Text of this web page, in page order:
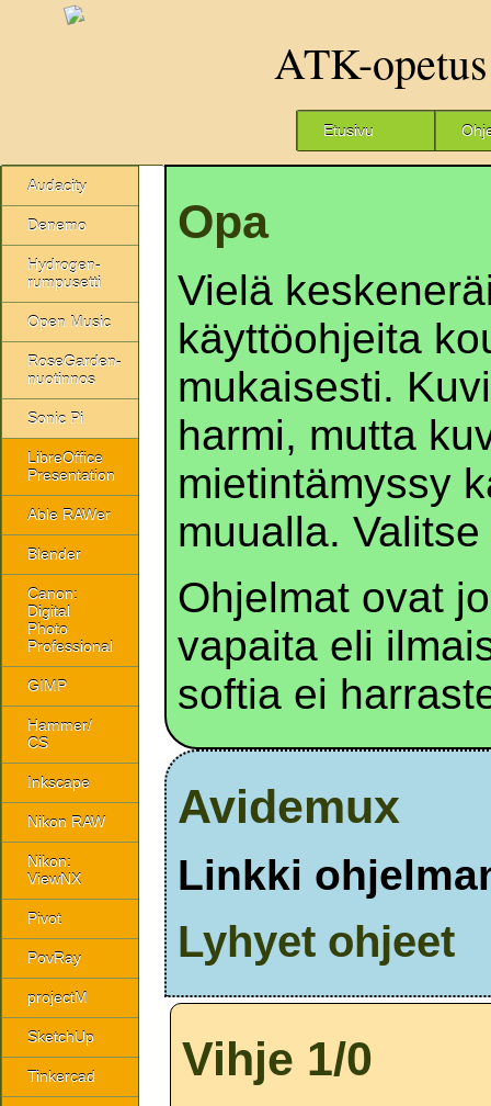
ATK-opetus
Etusivu
Audacity
Denemo
Hydrogen-
rumpusetti
Open Music
RoseGarden-
nuotinnos
Sonic Pi
LibreOffice
Presentation
Able RAWer
Blender
Canon:
Digital
Photo
Professional
GIMP
Hammer/
CS
Inkscape
Nikon RAW
Nikon:
ViewNX
Pivot
PovRay
projectM
SketchUp
Tinkercad
Opa
Vielä
käyttöohjeita
mukaisesti.
harmi, mutta
mietintämyssy
muualla.
Ohjelmat ovat
vapaita eli
softia ei
Avidemux
Linkki
Lyhyet ohjeet
Vihje 1/0